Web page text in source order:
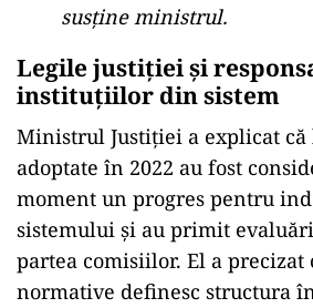
susține ministrul.
Legile justiției și
instituțiilor din sistem
Ministrul Justiției a explicat
adoptate în 2022 au fost
moment un progres pentru
sistemului și au primit
partea comisiilor. El a precizat
normative definesc structura